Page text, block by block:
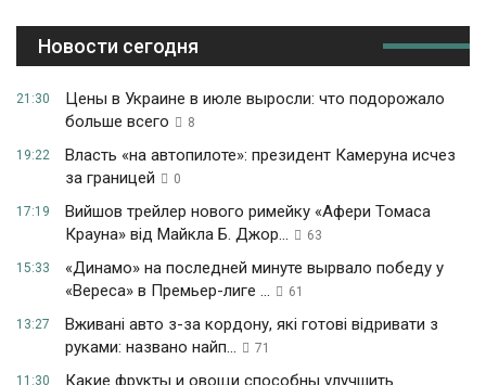
Новости сегодня
21:30
Цены в Украине в июле выросли: что подорожало
больше всего
8
19:22
Власть «на автопилоте»: президент Камеруна исчез
за границей
0
17:19
Вийшов трейлер нового римейку «Афери Томаса
Крауна» від Майкла Б. Джор...
63
15:33
«Динамо» на последней минуте вырвало победу у
«Вереса» в Премьер-лиге ...
61
13:27
Вживані авто з-за кордону, які готові відривати з
руками: названо найп...
71
11:30
Какие фрукты и овощи способны улучшить